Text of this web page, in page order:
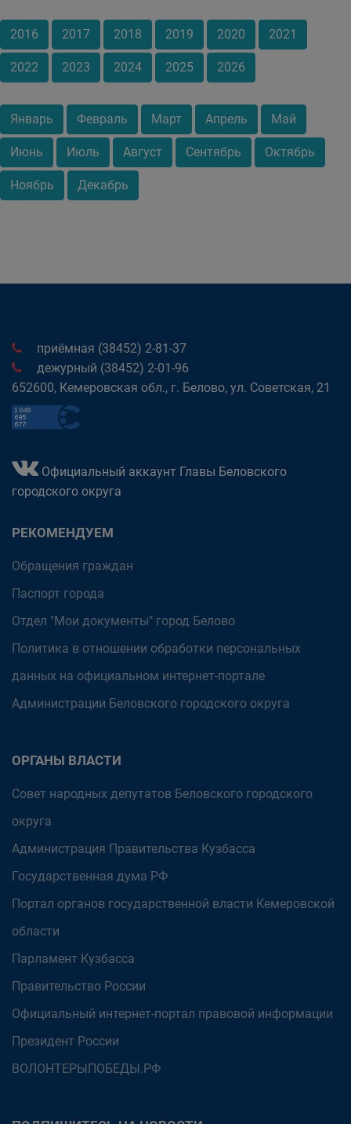
2016 2017 2018 2019 2020 2021
2022 2023 2024 2025 2026
Январь Февраль Март Апрель Май
Июнь Июль Август Сентябрь Октябрь
Ноябрь Декабрь
приёмная (38452) 2-81-37
дежурный (38452) 2-01-96
652600, Кемеровская обл., г. Белово, ул. Советская, 21
Официальный аккаунт Главы Беловского
городского округа
РЕКОМЕНДУЕМ
Обращения граждан
Паспорт города
Отдел "Мои документы" город Белово
Политика в отношении обработки персональных
данных на официальном интернет-портале
Администрации Беловского городского округа
ОРГАНЫ ВЛАСТИ
Совет народных депутатов Беловского городского
округа
Администрация Правительства Кузбасса
Государственная дума РФ
Портал органов государственной власти Кемеровской
области
Парламент Кузбасса
Правительство России
Официальный интернет-портал правовой информации
Президент России
ВОЛОНТЕРЫПОБЕДЫ.РФ